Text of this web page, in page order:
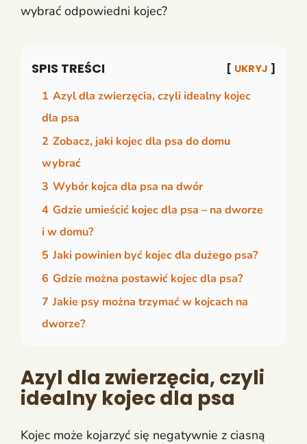
wybrać odpowiedni kojec?
SPIS TREŚCI UKRYJ
1 Azyl dla zwierzęcia, czyli idealny kojec
dla psa
2 Zobacz, jaki kojec dla psa do domu
wybrać
3 Wybór kojca dla psa na dwór
4 Gdzie umieścić kojec dla psa – na dworze
i w domu?
5 Jaki powinien być kojec dla dużego psa?
6 Gdzie można postawić kojec dla psa?
7 Jakie psy można trzymać w kojcach na
dworze?
Azyl dla zwierzęcia, czyli
idealny kojec dla psa
Kojec może kojarzyć się negatywnie z ciasną